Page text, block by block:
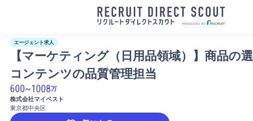
エージェント求人
【マーケティング（日用品領域）】商品の選
コンテンツの品質管理担当
600~1008万
株式会社マイベスト
東京都中央区